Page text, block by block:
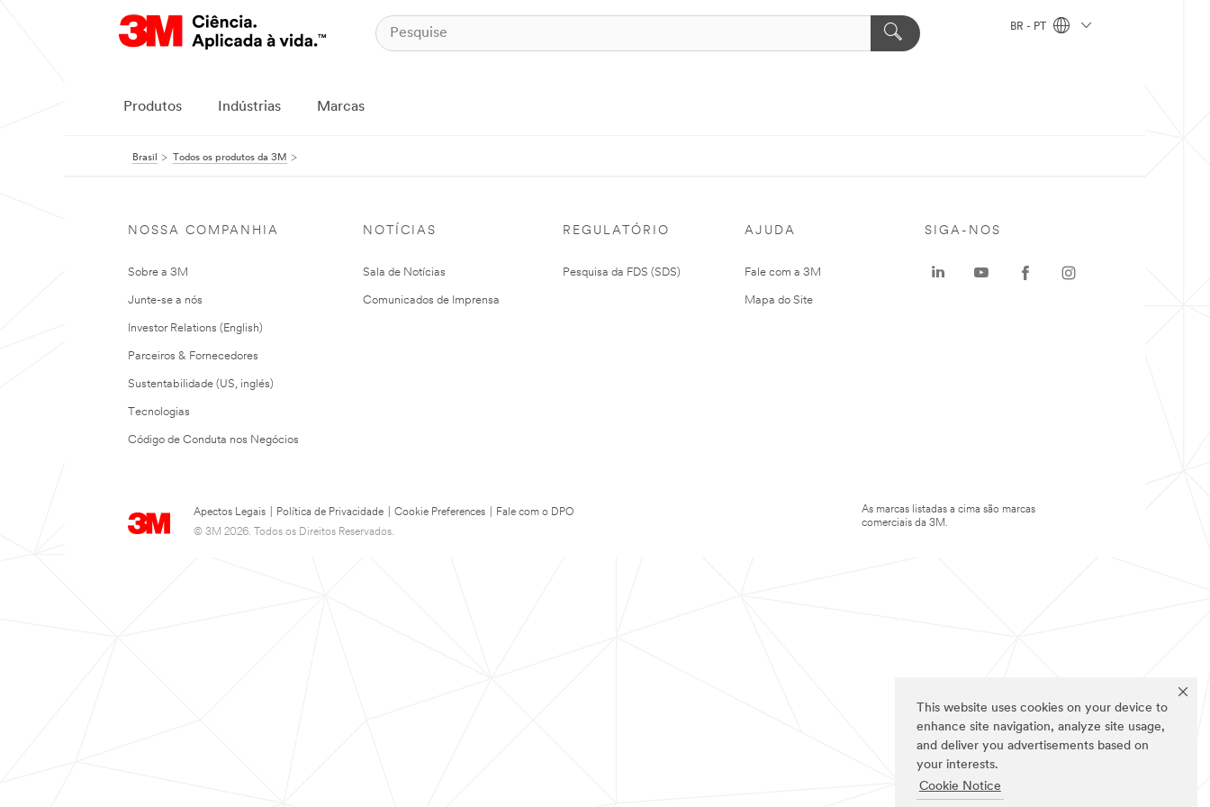
This website uses cookies on your device to
enhance site navigation, analyze site usage,
and deliver you advertisements based on
your interests.
Cookie Notice
BR - PT
Produtos Indústrias Marcas
Brasil Todos os produtos da 3M
NOSSA COMPANHIA
Sobre a 3M
Junte-se a nós
Investor Relations (English)
Parceiros & Fornecedores
Sustentabilidade (US, inglés)
Tecnologias
Código de Conduta nos Negócios
NOTÍCIAS
Sala de Notícias
Comunicados de Imprensa
REGULATÓRIO
Pesquisa da FDS (SDS)
AJUDA
Fale com a 3M
Mapa do Site
Apectos Legais Política de Privacidade Cookie Preferences
Fale com o DPO
© 3M 2026. Todos os Direitos Reservados.
SIGA-NOS
As marcas listadas a cima são marcas
comerciais da 3M.